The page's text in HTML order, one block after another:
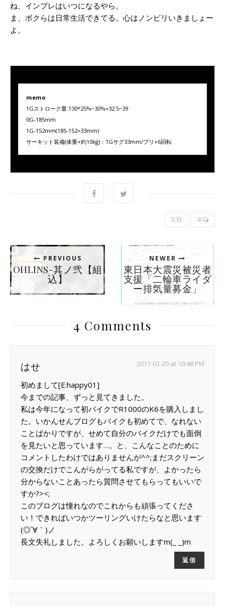
ね、インプレはいつになるやら。
ま、ボクらは日常生活できてる。心はノンビリいきましょー
よ。
memo
1Gストローク量:130*25%~30%=32.5~39
0G-185mm
1G-152mm(185-152=33mm)
サーキット装備(体重+約10kg)：1Gサグ33mm/プリ+6回転
0 4
PREVIOUS
OHLINS-其ノ弐【組
込】
NEWER
東日本大震災被災者
支援「二輪車ライダ
ー排気量募金」
4 Comments
はせ 2011-03-20 at 10:48 PM
初めまして[E:happy01]
今までの記事、ずっと見てきました。
私は今年になって初バイクでR1000のK6を購入しまし
た。いかんせんブログもバイクも初めてで、なれない
ことばかりですが、せめて自分のバイクだけでも面倒
を見たいと思っています…。と、こんなことのために
コメントしたわけではありませんが^^;まだスクリーン
の交換だけでこんがらがってる私ですが、よかったら
分からないことあったら質問させてもらってもいいで
すか?><;
このブログは憧れなのでこれからも頑張ってくださ
い！できればいつかツーリングいけたらなと思います
(◎´∀｀)ノ
長文失礼しました。よろしくお願いしますm(_ _)m
返信